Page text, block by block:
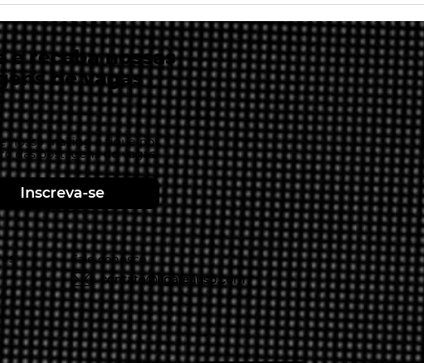
agronegócio brasileiro?
e receba nossas
de vagas
nosso mailing e fique por
das postagens de vagas
Inscreva-se
Fale conosco
contato@ligafeausp.com